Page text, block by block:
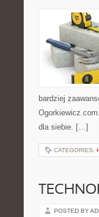
bardziej
dla siebie. […]
CATEGORIES:
POSTED BY